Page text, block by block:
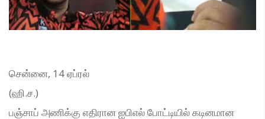
சென்னை, 14 ஏப்ரல்
(ஹி.ச.)
பஞ்சாப் அணிக்கு எதிரான ஐபிஎல் போட்டியில் கடினமான